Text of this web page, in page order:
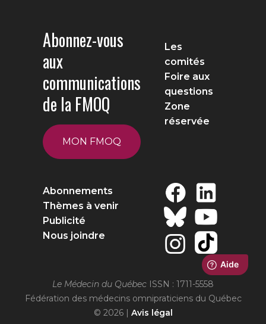
Abonnez-vous
aux
communications
de la FMOQ
MON FMOQ
Les
comités
Foire aux
questions
Zone
réservée
Abonnements
Thèmes à venir
Publicité
Nous joindre
Le Médecin du Québec ISSN : 1711-5558
Fédération des médecins omnipraticiens du Québec
© 2026 | Avis légal